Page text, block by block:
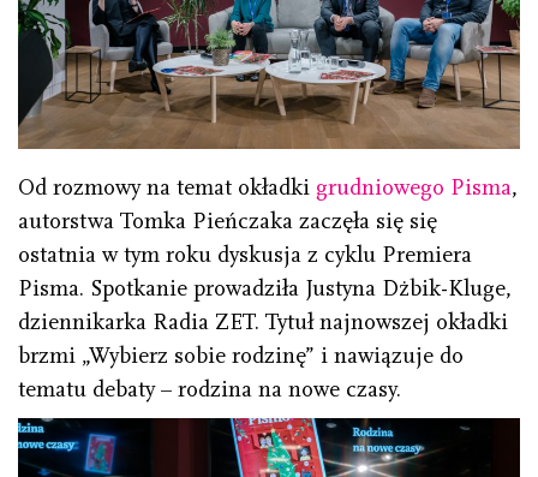
Od rozmowy na temat okładki grudniowego Pisma,
autorstwa Tomka Pieńczaka zaczęła się się
ostatnia w tym roku dyskusja z cyklu Premiera
Pisma. Spotkanie prowadziła Justyna Dżbik-Kluge,
dziennikarka Radia ZET. Tytuł najnowszej okładki
brzmi „Wybierz sobie rodzinę” i nawiązuje do
tematu debaty – rodzina na nowe czasy.